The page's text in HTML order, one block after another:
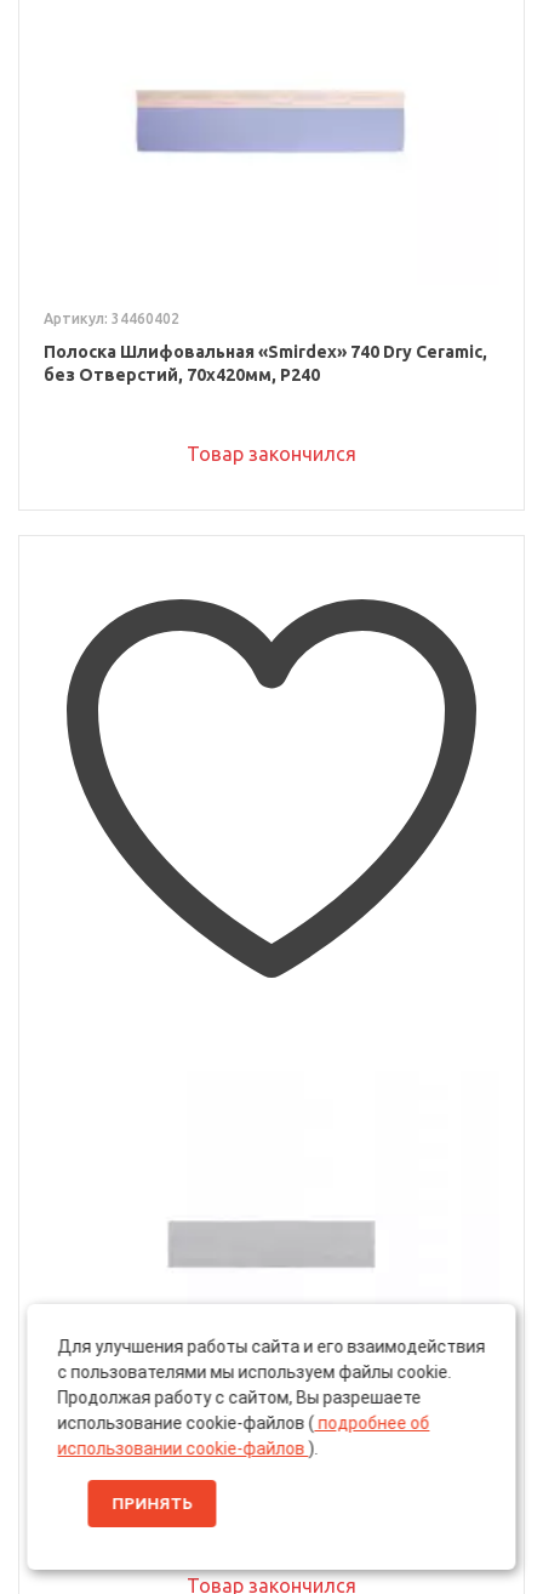
Артикул: 34460402
Полоска Шлифовальная «Smirdex» 740 Dry Ceramic,
без Отверстий, 70x420мм, P240
Товар закончился
Артикул: 34460802
Полоска Шлифовальная «Smirdex» NET 750, Сетка,
70x420мм, P240
Товар закончился
Для улучшения работы сайта и его взаимодействия
с пользователями мы используем файлы cookie.
Продолжая работу с сайтом, Вы разрешаете
использование cookie-файлов ( подробнее об
использовании cookie-файлов ).
ПРИНЯТЬ